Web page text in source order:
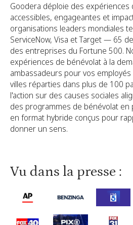
Goodera déploie des expériences
accessibles, engageantes et
organisations leaders mondiales
ServiceNow, Visa et Target — 65
des entreprises du Fortune 500.
expériences de bénévolat à la
ambassadeurs pour vos
villes réparties dans plus de 100
l'action sur des causes sociales
des programmes de bénévolat
en format hybride conçus pour
donner un sens.
Vu dans la presse :